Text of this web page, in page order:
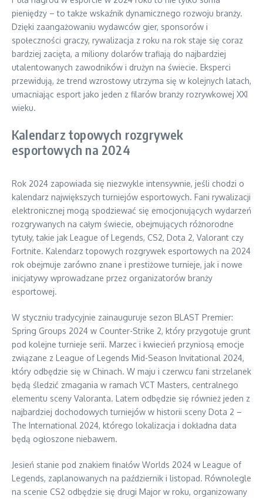
pieniędzy – to także wskaźnik dynamicznego rozwoju branży.
Dzięki zaangażowaniu wydawców gier, sponsorów i
społeczności graczy, rywalizacja z roku na rok staje się coraz
bardziej zacięta, a miliony dolarów trafiają do najbardziej
utalentowanych zawodników i drużyn na świecie. Eksperci
przewidują, że trend wzrostowy utrzyma się w kolejnych latach,
umacniając esport jako jeden z filarów branży rozrywkowej XXI
wieku.
Kalendarz topowych rozgrywek
esportowych na 2024
Rok 2024 zapowiada się niezwykle intensywnie, jeśli chodzi o
kalendarz największych turniejów esportowych. Fani rywalizacji
elektronicznej mogą spodziewać się emocjonujących wydarzeń
rozgrywanych na całym świecie, obejmujących różnorodne
tytuły, takie jak League of Legends, CS2, Dota 2, Valorant czy
Fortnite. Kalendarz topowych rozgrywek esportowych na 2024
rok obejmuje zarówno znane i prestiżowe turnieje, jak i nowe
inicjatywy wprowadzane przez organizatorów branży
esportowej.
W styczniu tradycyjnie zainauguruje sezon BLAST Premier:
Spring Groups 2024 w Counter-Strike 2, który przygotuje grunt
pod kolejne turnieje serii. Marzec i kwiecień przyniosą emocje
związane z League of Legends Mid-Season Invitational 2024,
który odbędzie się w Chinach. W maju i czerwcu fani strzelanek
będą śledzić zmagania w ramach VCT Masters, centralnego
elementu sceny Valoranta. Latem odbędzie się również jeden z
najbardziej dochodowych turniejów w historii sceny Dota 2 –
The International 2024, którego lokalizacja i dokładna data
będą ogłoszone niebawem.
Jesień stanie pod znakiem finałów Worlds 2024 w League of
Legends, zaplanowanych na październik i listopad. Równolegle
na scenie CS2 odbędzie się drugi Major w roku, organizowany